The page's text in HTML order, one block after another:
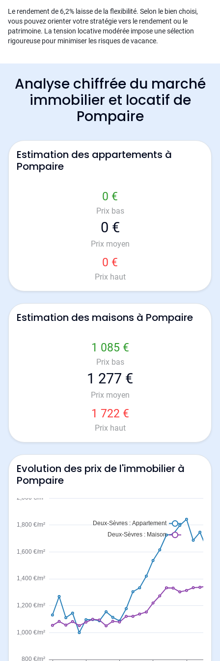
Le rendement de 6,2% laisse de la flexibilité. Selon le bien choisi,
vous pouvez orienter votre stratégie vers le rendement ou le
patrimoine. La tension locative modérée impose une sélection
rigoureuse pour minimiser les risques de vacance.
Analyse chiffrée du marché
immobilier et locatif de
Pompaire
Estimation des appartements à
Pompaire
0 €
Prix bas
0 €
Prix moyen
0 €
Prix haut
Estimation des maisons à Pompaire
1 085 €
Prix bas
1 277 €
Prix moyen
1 722 €
Prix haut
Evolution des prix de l'immobilier à
Pompaire